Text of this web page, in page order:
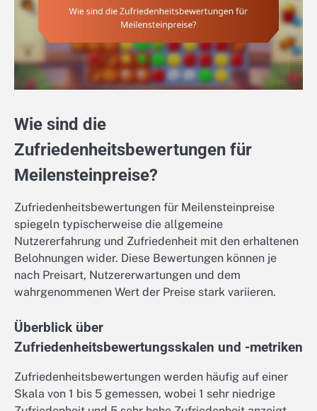
Wie sind die
Zufriedenheitsbewertungen für
Meilensteinpreise?
Zufriedenheitsbewertungen für Meilensteinpreise
spiegeln typischerweise die allgemeine
Nutzererfahrung und Zufriedenheit mit den erhaltenen
Belohnungen wider. Diese Bewertungen können je
nach Preisart, Nutzererwartungen und dem
wahrgenommenen Wert der Preise stark variieren.
Überblick über
Zufriedenheitsbewertungsskalen und -metriken
Zufriedenheitsbewertungen werden häufig auf einer
Skala von 1 bis 5 gemessen, wobei 1 sehr niedrige